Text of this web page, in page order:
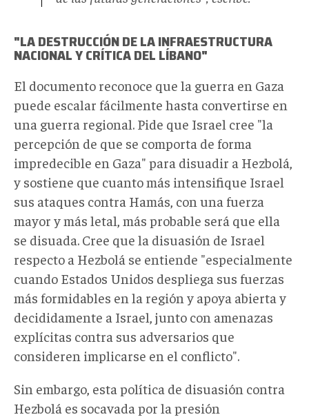
"LA DESTRUCCIÓN DE LA INFRAESTRUCTURA
NACIONAL Y CRÍTICA DEL LÍBANO"
El documento reconoce que la guerra en Gaza
puede escalar fácilmente hasta convertirse en
una guerra regional. Pide que Israel cree "la
percepción de que se comporta de forma
impredecible en Gaza" para disuadir a Hezbolá,
y sostiene que cuanto más intensifique Israel
sus ataques contra Hamás, con una fuerza
mayor y más letal, más probable será que ella
se disuada. Cree que la disuasión de Israel
respecto a Hezbolá se entiende "especialmente
cuando Estados Unidos despliega sus fuerzas
más formidables en la región y apoya abierta y
decididamente a Israel, junto con amenazas
explícitas contra sus adversarios que
consideren implicarse en el conflicto".
Sin embargo, esta política de disuasión contra
Hezbolá es socavada por la presión